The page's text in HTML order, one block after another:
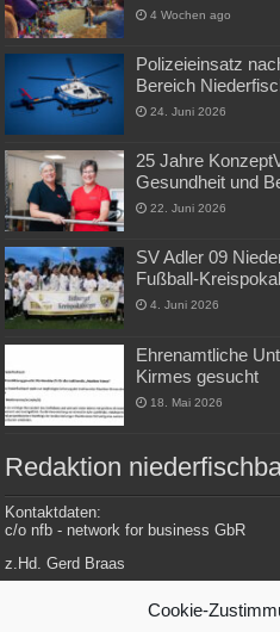
Cookie-
4 Wochen ago
Polizeieinsatz
Bereich
24. Juni 2026
25 Jahre
Gesundheit und
22. Juni 2026
SV Adler 09
Fußball-
4. Juni 2026
Ehrenamtliche
Kirmes gesucht
18. Mai 2026
Redaktion
Kontaktdaten:
c/o nfb - network for business GbR
z.Hd. Gerd Braas